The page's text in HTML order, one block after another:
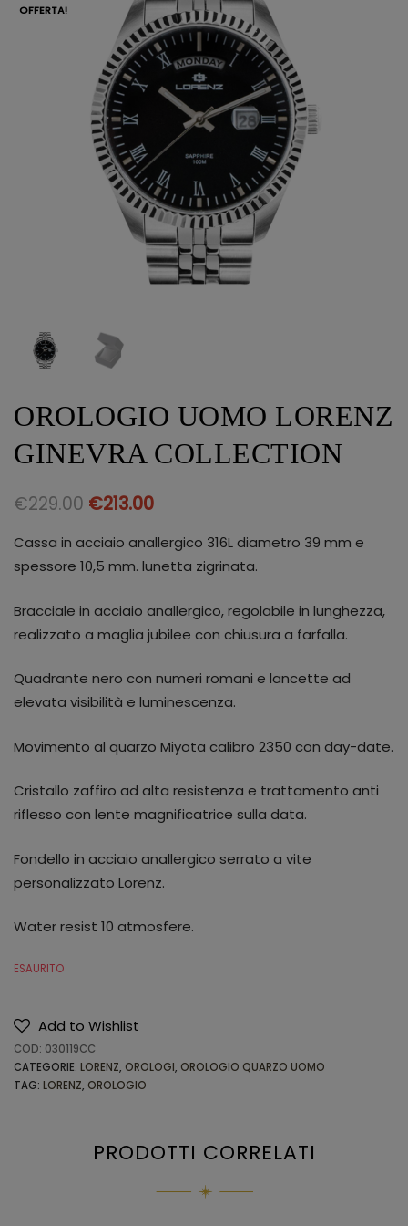
OFFERTA!
OROLOGIO UOMO LORENZ
GINEVRA COLLECTION
€229.00 €213.00
Cassa in acciaio anallergico 316L diametro 39 mm e
spessore 10,5 mm. lunetta zigrinata.
Bracciale in acciaio anallergico, regolabile in lunghezza,
realizzato a maglia jubilee con chiusura a farfalla.
Quadrante nero con numeri romani e lancette ad
elevata visibilità e luminescenza.
Movimento al quarzo Miyota calibro 2350 con day-date.
Cristallo zaffiro ad alta resistenza e trattamento anti
riflesso con lente magnificatrice sulla data.
Fondello in acciaio anallergico serrato a vite
personalizzato Lorenz.
Water resist 10 atmosfere.
ESAURITO
Add to Wishlist
COD: 030119CC
CATEGORIE: LORENZ, OROLOGI, OROLOGIO QUARZO UOMO
TAG: LORENZ, OROLOGIO
PRODOTTI CORRELATI